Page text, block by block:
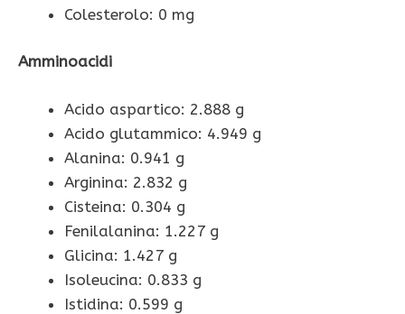
Colesterolo: 0 mg
Amminoacidi
Acido aspartico: 2.888 g
Acido glutammico: 4.949 g
Alanina: 0.941 g
Arginina: 2.832 g
Cisteina: 0.304 g
Fenilalanina: 1.227 g
Glicina: 1.427 g
Isoleucina: 0.833 g
Istidina: 0.599 g